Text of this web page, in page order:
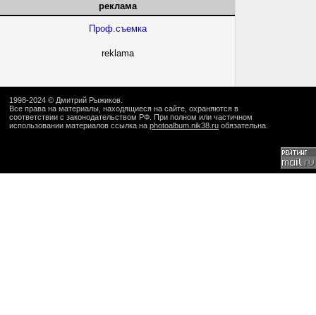
реклама
Проф.съемка
reklama
1998-2024 © Дмитрий Рыжиков
Все права на материалы, находящиеся на сайте, охраняются в
соответствии с законодательством РФ. При полном или частичном
использовании материалов ссылка на photoalbum.nik38.ru обязательна.